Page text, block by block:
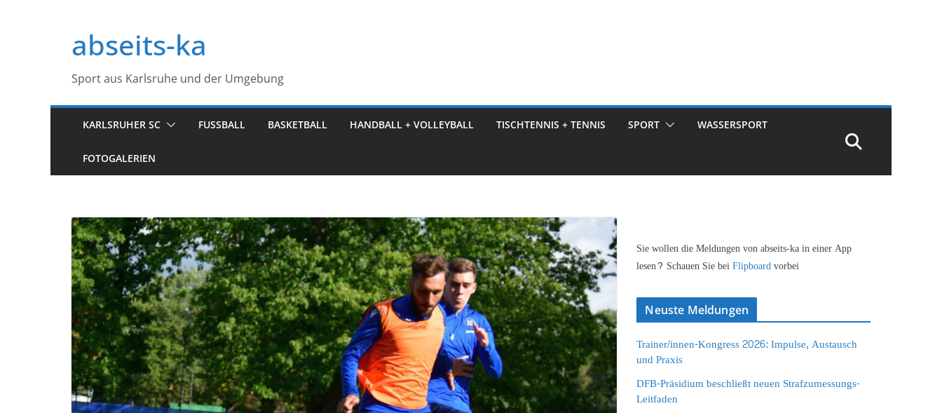
springenabseits-ka
Sport aus Karlsruhe und der Umgebung
KARLSRUHER SC FUSSBALL BASKETBALL HANDBALL + VOLLEYBALL TISCHTENNIS + TENNIS SPORT WASSERSPORT
FOTOGALERIEN
Sie wollen die Meldungen von abseits-ka in einer App
lesen? Schauen Sie beiFlipboardvorbei
Neuste Meldungen
Trainer/innen-Kongress 2026: Impulse, Austausch
und Praxis
DFB-Präsidium beschließt neuen Strafzumessungs-
Leitfaden